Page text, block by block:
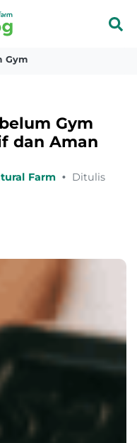
Gym
Gym
dan Aman
Farm • Ditulis